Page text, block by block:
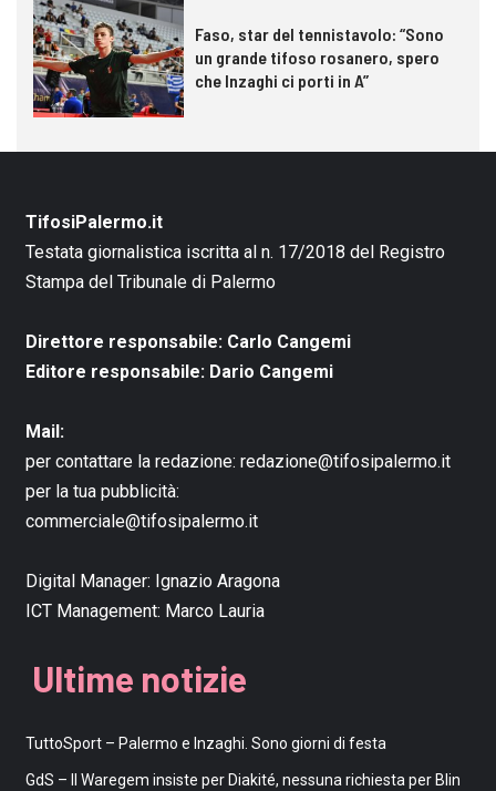
Faso, star del tennistavolo: “Sono
un grande tifoso rosanero, spero
che Inzaghi ci porti in A”
TifosiPalermo.it
Testata giornalistica iscritta al n. 17/2018 del Registro
Stampa del Tribunale di Palermo
Direttore responsabile: Carlo Cangemi
Editore responsabile: Dario Cangemi
Mail:
per contattare la redazione: redazione@tifosipalermo.it
per la tua pubblicità:
commerciale@tifosipalermo.it
Digital Manager: Ignazio Aragona
ICT Management: Marco Lauria
Ultime notizie
TuttoSport – Palermo e Inzaghi. Sono giorni di festa
GdS – Il Waregem insiste per Diakité, nessuna richiesta per Blin